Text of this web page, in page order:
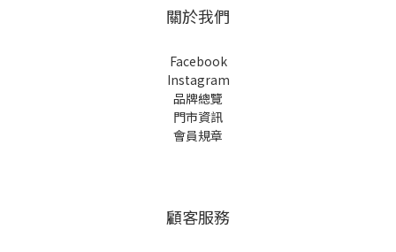
關於我們
Facebook
Instagram
品牌總覽
門市資訊
會員規章
顧客服務